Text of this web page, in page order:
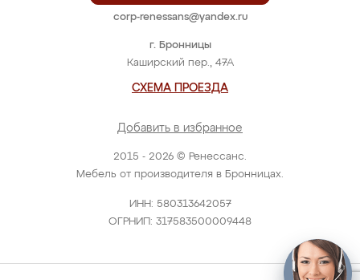
2015 - 2026 © Ренессанс.
Мебель от производителя в Бронницах.
ИНН: 580313642057
ОГРНИП: 317583500009448
г. Бронницы
Каширский пер., 47А
СХЕМА ПРОЕЗДА
Добавить в избранное
corp-renessans@yandex.ru